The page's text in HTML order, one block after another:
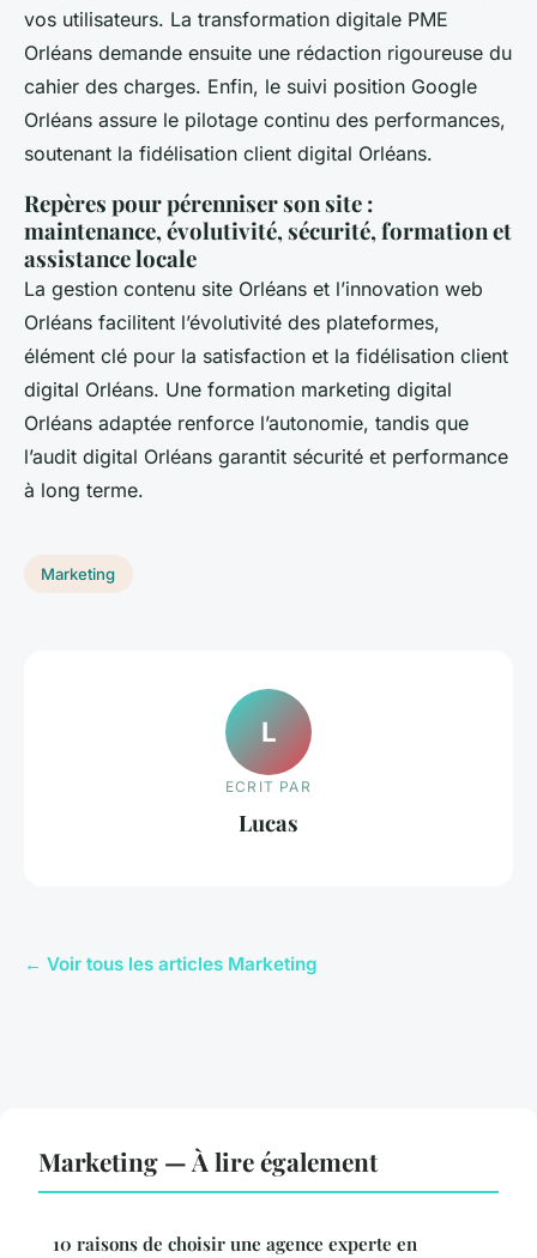
vos utilisateurs. La transformation digitale PME
Orléans demande ensuite une rédaction rigoureuse du
cahier des charges. Enfin, le suivi position Google
Orléans assure le pilotage continu des performances,
soutenant la fidélisation client digital Orléans.
Repères pour pérenniser son site :
maintenance, évolutivité, sécurité, formation et
assistance locale
La gestion contenu site Orléans et l’innovation web
Orléans facilitent l’évolutivité des plateformes,
élément clé pour la satisfaction et la fidélisation client
digital Orléans. Une formation marketing digital
Orléans adaptée renforce l’autonomie, tandis que
l’audit digital Orléans garantit sécurité et performance
à long terme.
Marketing
L
ECRIT PAR
Lucas
← Voir tous les articles Marketing
Marketing — À lire également
10 raisons de choisir une agence experte en